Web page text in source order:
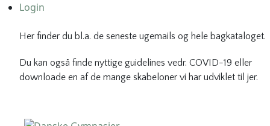
Login
Her finder du bl.a. de seneste ugemails og hele bagkataloget.
Du kan også finde nyttige guidelines vedr. COVID-19 eller
downloade en af de mange skabeloner vi har udviklet til jer.